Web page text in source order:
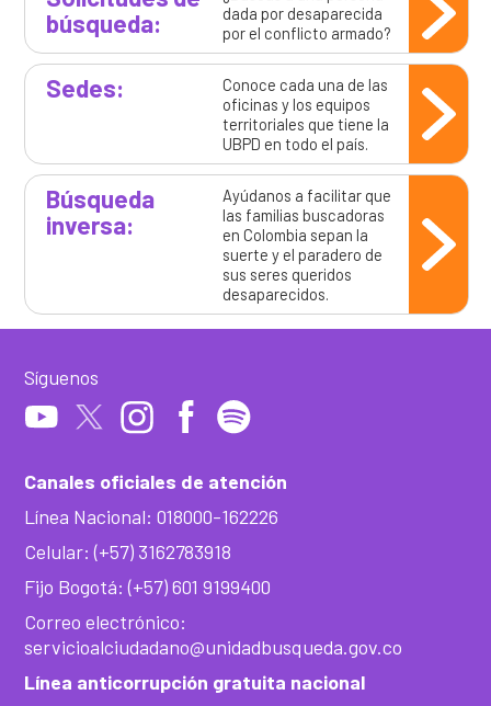
búsqueda:
dada por desaparecida
por el conflicto armado?
Sedes:
Conoce cada una de las
oficinas y los equipos
territoriales que tiene la
UBPD en todo el país.
Búsqueda
inversa:
Ayúdanos a facilitar que
las familias buscadoras
en Colombia sepan la
suerte y el paradero de
sus seres queridos
desaparecidos.
Canales oficiales de atención
Línea Nacional: 018000-162226
Celular: (+57) 3162783918
Fijo Bogotá: (+57) 601 9199400
Correo electrónico:
servicioalciudadano@unidadbusqueda.gov.co
Línea anticorrupción gratuita nacional
Síguenos